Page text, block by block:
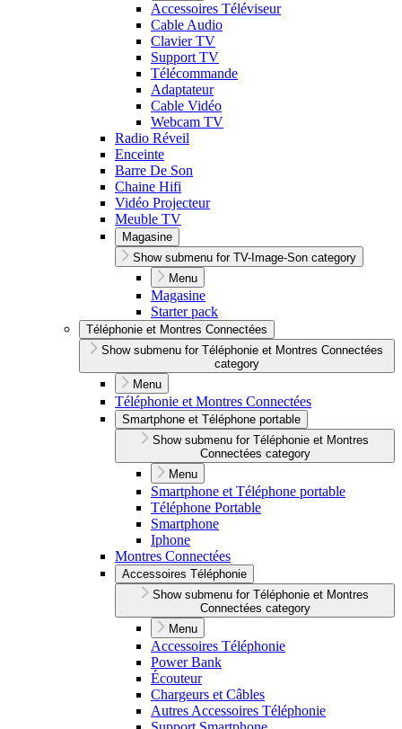
Accessoires Téléviseur
Cable Audio
Clavier TV
Support TV
Télécommande
Adaptateur
Cable Vidéo
Webcam TV
Radio Réveil
Enceinte
Barre De Son
Chaine Hifi
Vidéo Projecteur
Meuble TV
Magasine
Show submenu for TV-Image-Son category
Menu
Magasine
Starter pack
Téléphonie et Montres Connectées
Show submenu for Téléphonie et Montres Connectées
category
Menu
Téléphonie et Montres Connectées
Smartphone et Téléphone portable
Show submenu for Téléphonie et Montres
Connectées category
Menu
Smartphone et Téléphone portable
Téléphone Portable
Smartphone
Iphone
Montres Connectées
Accessoires Téléphonie
Show submenu for Téléphonie et Montres
Connectées category
Menu
Accessoires Téléphonie
Power Bank
Écouteur
Chargeurs et Câbles
Autres Accessoires Téléphonie